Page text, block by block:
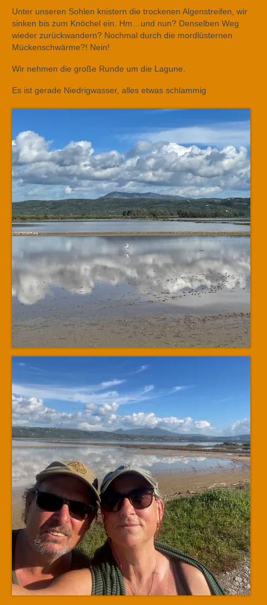
Unter unseren Sohlen knistern die trockenen Algenstreifen, wir
sinken bis zum Knöchel ein. Hm…und nun? Denselben Weg
wieder zurückwandern? Nochmal durch die mordlüsternen
Mückenschwärme?! Nein!
Wir nehmen die große Runde um die Lagune.
Es ist gerade Niedrigwasser, alles etwas schlammig